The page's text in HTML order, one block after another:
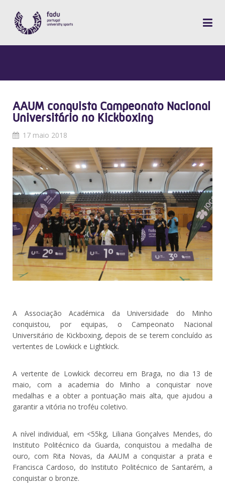
AAUM conquista Campeonato Nacional
Universitário no Kickboxing
17 maio 2018
A Associação Académica da Universidade do Minho
conquistou, por equipas, o Campeonato Nacional
Universitário de Kickboxing, depois de se terem concluído as
vertentes de Lowkick e Lightkick.
A vertente de Lowkick decorreu em Braga, no dia 13 de
maio, com a academia do Minho a conquistar nove
medalhas e a obter a pontuação mais alta, que ajudou a
garantir a vitória no troféu coletivo.
A nível individual, em <55kg, Liliana Gonçalves Mendes, do
Instituto Politécnico da Guarda, conquistou a medalha de
ouro, com Rita Novas, da AAUM a conquistar a prata e
Francisca Cardoso, do Instituto Politécnico de Santarém, a
conquistar o bronze.